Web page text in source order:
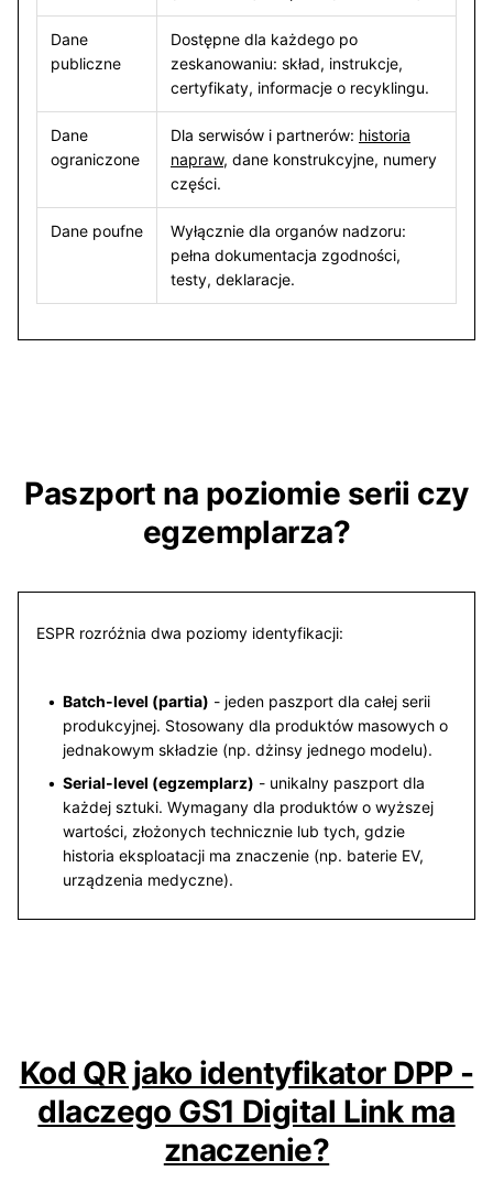
Dane
publiczne
Dostępne dla każdego po
zeskanowaniu: skład, instrukcje,
certyfikaty, informacje o recyklingu.
Dane
ograniczone
Dla serwisów i partnerów: historia
napraw, dane konstrukcyjne, numery
części.
Dane poufne
Wyłącznie dla organów nadzoru:
pełna dokumentacja zgodności,
testy, deklaracje.
Paszport na poziomie serii czy
egzemplarza?
ESPR rozróżnia dwa poziomy identyfikacji:
Batch-level (partia) - jeden paszport dla całej serii
produkcyjnej. Stosowany dla produktów masowych o
jednakowym składzie (np. dżinsy jednego modelu).
Serial-level (egzemplarz) - unikalny paszport dla
każdej sztuki. Wymagany dla produktów o wyższej
wartości, złożonych technicznie lub tych, gdzie
historia eksploatacji ma znaczenie (np. baterie EV,
urządzenia medyczne).
Kod QR jako identyfikator DPP -
dlaczego GS1 Digital Link ma
znaczenie?